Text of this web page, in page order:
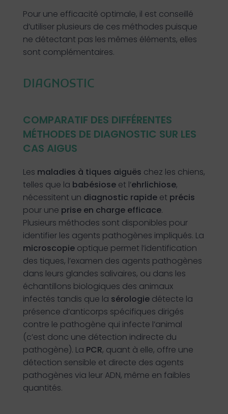
Pour une efficacité optimale, il est conseillé
d’utiliser plusieurs de ces méthodes puisque
ne détectant pas les mêmes éléments, elles
sont complémentaires.
DIAGNOSTIC
COMPARATIF DES DIFFÉRENTES
MÉTHODES DE DIAGNOSTIC SUR LES
CAS AIGUS
Les maladies à tiques aiguës chez les chiens,
telles que la babésiose et l’ehrlichiose,
nécessitent un diagnostic rapide et précis
pour une prise en charge efficace.
Plusieurs méthodes sont disponibles pour
identifier les agents pathogènes impliqués. La
microscopie optique permet l’identification
des tiques, l’examen des agents pathogènes
dans leurs glandes salivaires, ou dans les
échantillons biologiques des animaux
infectés tandis que la sérologie détecte la
présence d’anticorps spécifiques dirigés
contre le pathogène qui infecte l’animal
(c’est donc une détection indirecte du
pathogène). La PCR, quant à elle, offre une
détection sensible et directe des agents
pathogènes via leur ADN, même en faibles
quantités.